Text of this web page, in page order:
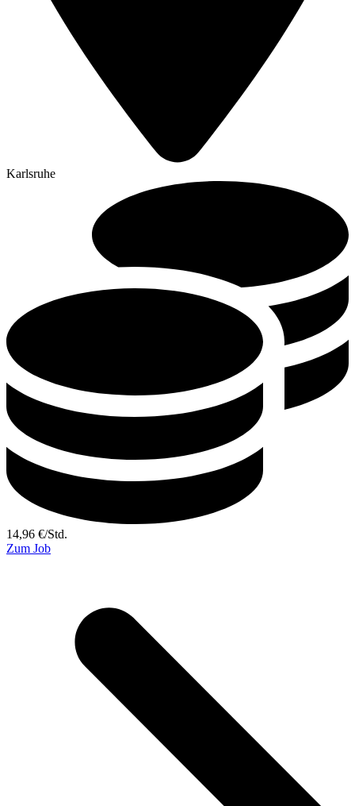
Karlsruhe
14,96 €/Std.
Zum Job